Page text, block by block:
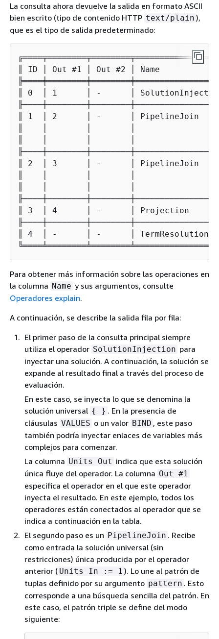
La consulta ahora devuelve la salida en formato ASCII
bien escrito (tipo de contenido HTTP text/plain ),
que es el tipo de salida predeterminado:
║ ID │ Out #1 │ Out #2 │ Name
║ 0  │ 1      │ -      │
║ 1  │ 2      │ -      │ PipelineJoin
║ 2  │ 3      │ -      │ PipelineJoin
║ 3  │ 4      │ -      │ Projection
║ 4  │ -      │ -      │
Para obtener más información sobre las operaciones en
la columna Name y sus argumentos, consulte
Operadores explain.
A continuación, se describe la salida fila por fila:
El primer paso de la consulta principal siempre
utiliza el operador SolutionInjection para
inyectar una solución. A continuación, la solución se
expande al resultado final a través del proceso de
evaluación.
En este caso, se inyecta lo que se denomina la
solución universal { } . En la presencia de
cláusulas VALUES o un valor BIND , este paso
también podría inyectar enlaces de variables más
complejos para comenzar.
La columna Units Out indica que esta solución
única fluye del operador. La columna Out #1
especifica el operador en el que este operador
inyecta el resultado. En este ejemplo, todos los
operadores están conectados al operador que se
indica a continuación en la tabla.
El segundo paso es un PipelineJoin . Recibe
como entrada la solución universal (sin
restricciones) única producida por el operador
anterior ( Units In := 1 ). Lo une al patrón de
tuplas definido por su argumento pattern . Esto
corresponde a una búsqueda sencilla del patrón. En
este caso, el patrón triple se define del modo
siguiente: